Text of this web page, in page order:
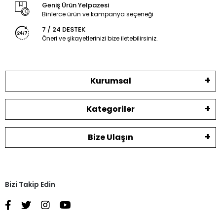
Geniş Ürün Yelpazesi
Binlerce ürün ve kampanya seçeneği
7 / 24 DESTEK
Öneri ve şikayetlerinizi bize iletebilirsiniz.
Kurumsal
Kategoriler
Bize Ulaşın
Bizi Takip Edin